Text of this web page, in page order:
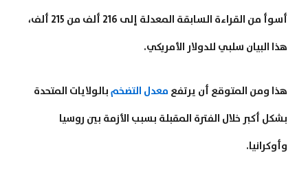
أسوأ من القراءة السابقة المعدلة إلى 216 ألف من 215 ألف،
هذا البيان سلبي للدولار الأمريكي.
هذا ومن المتوقع أن يرتفع معدل التضخم بالولايات المتحدة
بشكل أكبر خلال الفترة المقبلة بسبب الأزمة بين روسيا
وأوكرانيا.